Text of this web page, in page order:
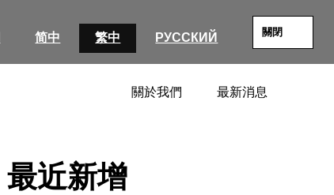
简中 繁中 РУССКИЙ 關閉
關於我們 最新消息
最近新增